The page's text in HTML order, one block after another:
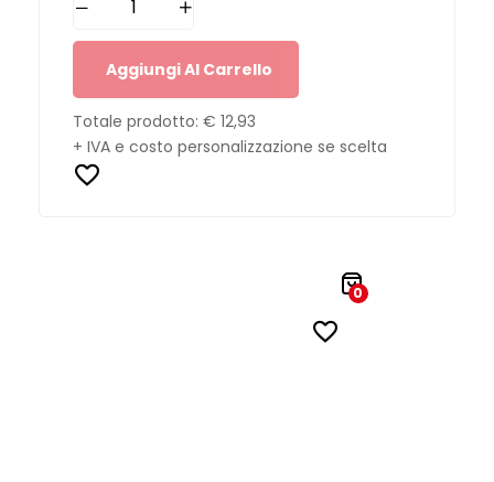
Aggiungi Al Carrello
Totale prodotto: € 12,93
+ IVA e costo personalizzazione se scelta
0